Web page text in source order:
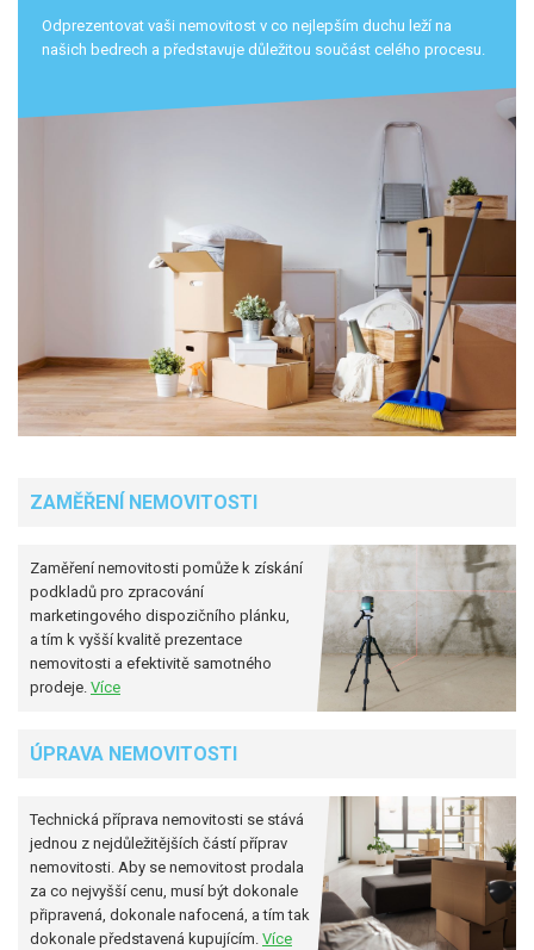
Odprezentovat vaši nemovitost v co nejlepším duchu leží na
našich bedrech a představuje důležitou součást celého procesu.
ZAMĚŘENÍ NEMOVITOSTI
Zaměření nemovitosti pomůže k získání
podkladů pro zpracování
marketingového dispozičního plánku,
a tím k vyšší kvalitě prezentace
nemovitosti a efektivitě samotného
prodeje. Více
ÚPRAVA NEMOVITOSTI
Technická příprava nemovitosti se stává
jednou z nejdůležitějších částí příprav
nemovitosti. Aby se nemovitost prodala
za co nejvyšší cenu, musí být dokonale
připravená, dokonale nafocená, a tím tak
dokonale představená kupujícím. Více